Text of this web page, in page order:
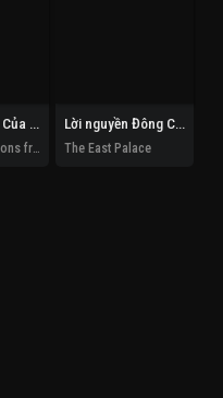
Lời Giới Thiệu Của Tiền Bối Iwamoto Lời nguyền Đông Cung
The East Palace